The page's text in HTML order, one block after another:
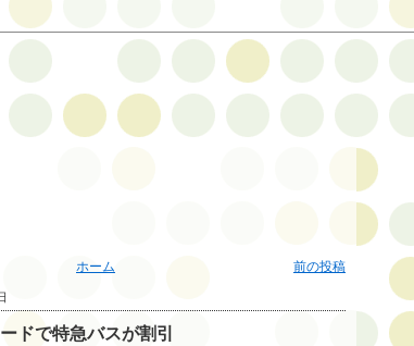
前の投稿
ホーム
ドで特急バスが割引